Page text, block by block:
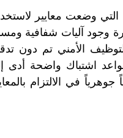
مونترو لعام 2008، التي
وجود آليات شفافية
الأمني تم دون
اشتباك واضحة أدى
في الالتزام